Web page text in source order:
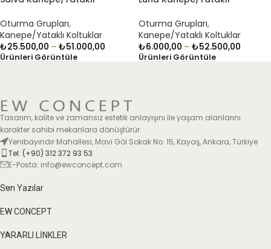
Oturma Grupları,
Kanepe/Yataklı Koltuklar
₺25.500,00 – ₺51.000,00
Ürünleri Görüntüle
Oturma Grupları,
Kanepe/Yataklı Koltuklar
₺6.000,00 – ₺52.500,00
Ürünleri Görüntüle
Tasarım, kalite ve zamansız estetik anlayışını ile yaşam alanlarını
karakter sahibi mekanlara dönüştürür.
Yenibayındır Mahallesi, Mavi Göl Sokak No: 15, Kayaş, Ankara, Türkiye
Tel: (+90) 312 372 93 53
E-Posta: info@ewconcept.com
Son Yazılar
EW CONCEPT
YARARLI LİNKLER